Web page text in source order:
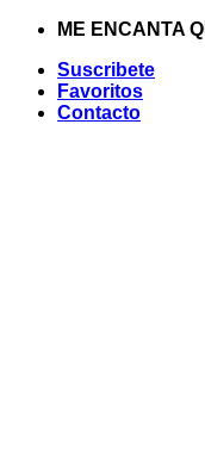
Saltar
contenido
ME ENCANTA
Suscribete
Favoritos
Contacto